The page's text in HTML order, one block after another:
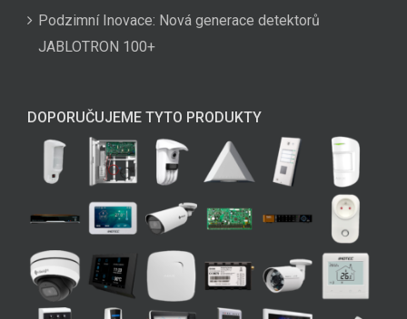
Podzimní Inovace: Nová generace detektorů
JABLOTRON 100+
DOPORUČUJEME TYTO PRODUKTY